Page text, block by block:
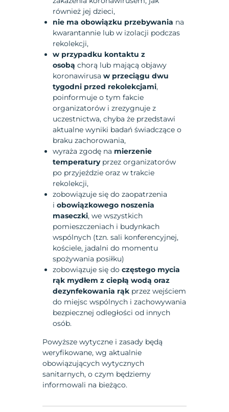
również jej dzieci,
nie ma obowiązku przebywania na
kwarantannie lub w izolacji podczas
rekolekcji,
w przypadku kontaktu z
osobąchorą lub mającą objawy
koronawirusaw przeciągu dwu
tygodni przed rekolekcjami,
poinformuje o tym fakcie
organizatorów i zrezygnuje z
uczestnictwa, chyba że przedstawi
aktualne wyniki badań świadczące o
braku zachorowania,
wyraża zgodę na mierzenie
temperaturyprzez organizatorów
po przyjeździe oraz w trakcie
rekolekcji,
zobowiązuje się do zaopatrzenia
iobowiązkowego noszenia
maseczki, we wszystkich
pomieszczeniach i budynkach
wspólnych (tzn. sali konferencyjnej,
kościele, jadalni do momentu
spożywania posiłku)
zobowiązuje się doczęstego mycia
rąk mydłem z ciepłą wodą oraz
dezynfekowania rąk przez wejściem
do miejsc wspólnych i zachowywania
bezpiecznej odległości od innych
osób.
Powyższe wytyczne i zasady będą
weryfikowane, wg aktualnie
obowiązujących wytycznych
sanitarnych, o czym będziemy
informowali na bieżąco.